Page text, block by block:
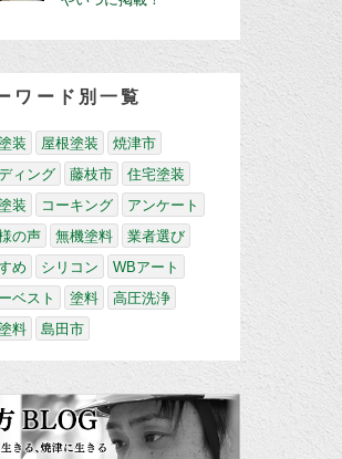
ワード別一覧
装 屋根塗装
焼津市
ィング
藤枝市
住宅塗装
装
コーキング
アンケート
の声
無機塗料
業者選び
め
シリコン
WBアート
ベスト
塗料
高圧洗浄
料
島田市